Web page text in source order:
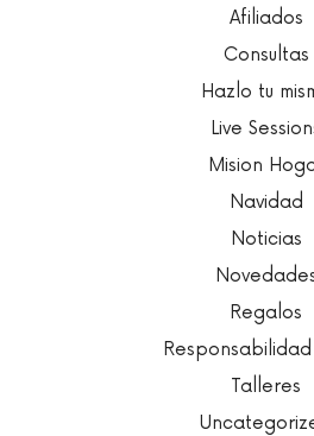
Afiliados
Consultas
Hazlo tu
Live
Mision
Navidad
Noticias
Regalos
Responsabilidad
Talleres